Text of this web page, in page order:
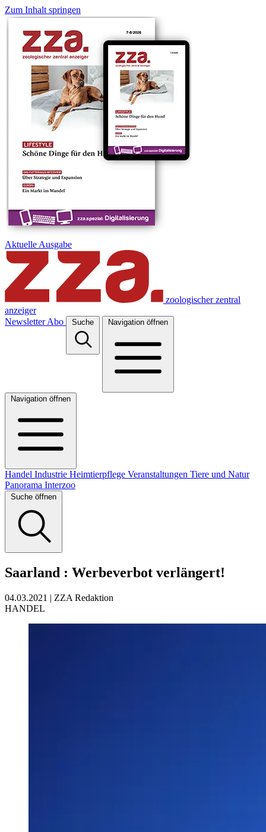
Zum Inhalt springen
Aktuelle Ausgabe
zoologischer zentral
anzeiger
Newsletter Abo Suche Navigation öffnen
Navigation öffnen
Handel Industrie Heimtierpflege Veranstaltungen Tiere und Natur
Panorama Interzoo
Suche öffnen
Saarland : Werbeverbot verlängert!
04.03.2021 | ZZA Redaktion
HANDEL